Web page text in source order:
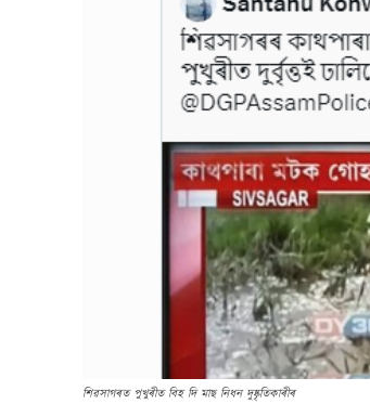
শিৱসাগৰত পুখুৰীত বিহ দি মাছ নিধন দুষ্কৃতিকাৰীৰ